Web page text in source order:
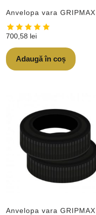
Anvelopa vara
700,58 lei
Adaugă în coș
Anvelopa vara